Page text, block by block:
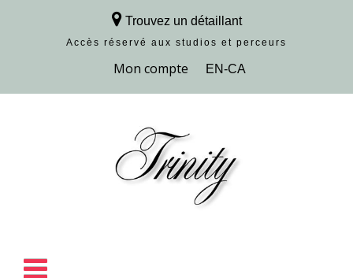
Trouvez un détaillant
Accès réservé aux studios et perceurs